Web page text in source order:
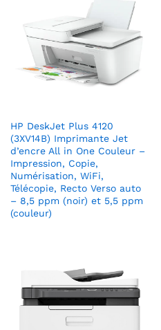
HP DeskJet Plus 4120
(3XV14B) Imprimante Jet
d’encre All in One Couleur –
Impression, Copie,
Numérisation, WiFi,
Télécopie, Recto Verso auto
– 8,5 ppm (noir) et 5,5 ppm
(couleur)